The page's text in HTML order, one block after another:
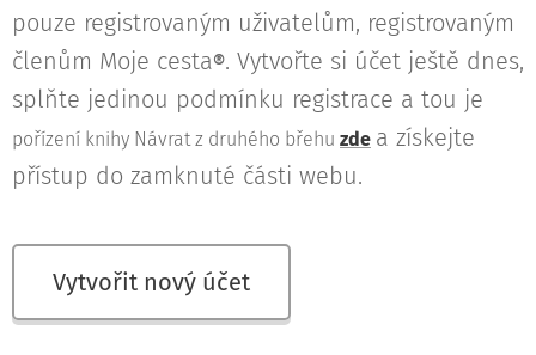
pouze registrovaným uživatelům, registrovaným
členům Moje cesta®. Vytvořte si účet ještě dnes,
splňte jedinou podmínku registrace a tou je
pořízení knihy Návrat z druhého břehu zde a získejte
přístup do zamknuté části webu.
Vytvořit nový účet